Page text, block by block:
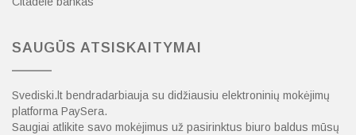
SAUGŪS ATSISKAITYMAI
Svediski.lt bendradarbiauja su didžiausiu elektroninių mokėjimų
platforma PaySera.
Saugiai atlikite savo mokėjimus už pasirinktus biuro baldus mūsų